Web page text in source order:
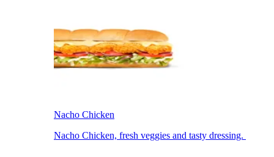
Nacho Chicken​​​​‌ ‍ ​‍​‍‌‍ ‌ ​‍‌‍‍‌‌‍‌ ‌‍‍‌‌‍ ‍​‍​‍​ ‍‍​‍​‍‌ ​ ‌‍​‌‌‍ ‍‌‍‍‌‌ ‌​‌ ‍‌​‍ ‍‌‍‍‌‌‍ ​‍​‍​‍ ​​‍​‍‌‍‍​‌ ​‍‌‍‌‌‌‍‌‍​‍​‍​ ‍‍​‍​‍‌‍‍​‌ ‌​‌ ‌​‌ ​​‌ ​ ​ ‍‍​‍ ​‍ ‌‍ ‍‌‍ ‌ ​‍‌‍‌​‌‍‍‌‌‍​ ​‍ ‌‌‍​‍‌‍‍‌‌ ‌​‌‍‌‌‌ ​ ​‍ ‌‌‍‌ ‌ ​‍‌‍ ‌ ‌‌‌ ​​​‍ ‌‌ ​ ‌ ‌​‌ ‌‌‌‍‌​‌‍‍‌‌‍ ​‍ ‍‌ ‌‍‌‍‌‌‌ ​‍‌‍​ ‌‍‌‌‌‍ ​​‍ ‍‌‍​‌‌ ​​‌ ​​​‍ ‌‍‍‌‌‍ ‍‌ ‌​‌‍‌‌‌‍ ‍‌ ‌​​‍ ‌‍‌‌‌‍‌​‌‍‍‌‌ ‌​​‍ ‌‍ ‌‌‍ ‌‍‌​‌‍‌‌​ ‌‌ ​​‌ ​‍‌‍‌‌‌ ​ ‌‍‌‌‌‍ ‍‌ ‌​‌‍​‌‌ ‌​‌‍‍‌‌‍ ‌‍ ‍​ ‍ ‌‍‍‌‌‍‌​​ ‌​ ​ ​ ‍​‌‍‌‍​ ‌ ​ ​‌‌‍‌‌‌‍​‌‌‍​‌​‍ ‌‌‍​‌​ ‍​​ ​‍​ ​‍​‍ ‌​ ‌​​ ‍‌​ ‍​​ ​‌​‍ ‌​ ‍‌​ ‌‍​ ​ ‌‍‌‍​‍ ‌​ ​​​ ‌​​ ‌‍​ ​‌​ ‌​​ ‌ ​ ‌‌​ ‍​​ ‌ ​ ​‍​ ​‍​ ‌​​ ‍ ‌ ‌​‌ ‍‌‌ ​​‌‍‌‌​ ‌‌ ​​‌ ​‍‌‍ ‌‍‌​‌ ‌‌‌‍​ ‌ ‌​​ ‍ ‌ ​​‌‍​‌‌ ‌​‌‍‍​​ ‌‌‍ ‍‌‍​‌‌‍ ‌‌‍‌‌​‍‌‌​ ‌‌‌​​‍‌‌ ‌‍‍ ‌‍‌‌‌ ‍‌​‍‌‌​ ​ ‌​‌​​‍‌‌​ ​ ‌​‌​​‍‌‌​ ​‍​ ​‍‌‍‌‌‌‍ ‍​‍‌‌​ ​‍​ ​‍​‍‌‌​ ‌‌‌​‌​​‍ ‍‌ ‌‍‌‍​‌‌‍ ​‌ ‌‌‌‍‌‌​ ‌‍​‍‌‍​‌‌ ​ ‌‍‌‌‌‌‌‌‌ ​‍‌‍ ​​ ‌‌‍‍​‌ ‌​‌ ‌​‌ ​​‌ ​ ​‍‌‌​ ​ ‌​​‌​‍‌‌​ ​‍‌​‌‍​‍‌‌​ ​‍‌​‌‍‌‍ ‍‌‍ ‌ ​‍‌‍‌​‌‍‍‌‌‍​ ​‍ ‌‌‍​‍‌‍‍‌‌ ‌​‌‍‌‌‌ ​ ​‍ ‌‌‍‌ ‌ ​‍‌‍ ‌ ‌‌‌ ​​​‍ ‌‌ ​ ‌ ‌​‌ ‌‌‌‍‌​‌‍‍‌‌‍ ​‍ ‍‌ ‌‍‌‍‌‌‌ ​‍‌‍​ ‌‍‌‌‌‍ ​​‍ ‍‌‍​‌‌ ​​‌ ​​​‍‌‍‌‍‍‌‌‍‌​​ ‌​ ​ ​ ‍​‌‍‌‍​ ‌ ​ ​‌‌‍‌‌‌‍​‌‌‍​‌​‍ ‌‌‍​‌​ ‍​​ ​‍​ ​‍​‍ ‌​ ‌​​ ‍‌​ ‍​​ ​‌​‍ ‌​ ‍‌​ ‌‍​ ​ ‌‍‌‍​‍ ‌​ ​​​ ‌​​ ‌‍​ ​‌​ ‌​​ ‌ ​ ‌‌​ ‍​​ ‌ ​ ​‍​ ​‍​ ‌​​‍‌‍‌ ‌​‌ ‍‌‌ ​​‌‍‌‌​ ‌‌ ​​‌ ​‍‌‍ ‌‍‌​‌ ‌‌‌‍​ ‌ ‌​​‍‌‍‌ ​​‌‍​‌‌ ‌​‌‍‍​​ ‌‌‍ ‍‌‍​‌‌‍ ‌‌‍‌‌​‍‌‌​ ‌‌‌​​‍‌‌ ‌‍‍ ‌‍‌‌‌ ‍‌​‍‌‌​ ​ ‌​‌​​‍‌‌​ ​ ‌​‌​​‍‌‌​ ​‍​ ​‍‌‍‌‌‌‍ ‍​‍‌‌​ ​‍​ ​‍​‍‌‌​ ‌‌‌​‌​​‍ ‍‌ ‌‍‌‍​‌‌‍ ​‌ ‌‌‌‍‌‌​‍‌‍‌ ​​‌‍‌‌‌ ​‍‌ ​ ‌ ​​‌‍‌‌‌‍​ ‌ ‌​‌‍‍‌‌ ‌‍‌‍‌‌​ ‌‌ ​​‌ ‌‌‌‍​‍‌‍ ​‌‍‍‌‌ ​ ‌‍‍​‌‍‌‌‌‍‌​​‍​‍‌ ‌
Nacho Chicken, fresh veggies and tasty dressing. ​​​​‌ ‍ ​‍​‍‌‍ ‌ ​‍‌‍‍‌‌‍‌ ‌‍‍‌‌‍ ‍​‍​‍​ ‍‍​‍​‍‌ ​ ‌‍​‌‌‍ ‍‌‍‍‌‌ ‌​‌ ‍‌​‍ ‍‌‍‍‌‌‍ ​‍​‍​‍ ​​‍​‍‌‍‍​‌ ​‍‌‍‌‌‌‍‌‍​‍​‍​ ‍‍​‍​‍‌‍‍​‌ ‌​‌ ‌​‌ ​​‌ ​ ​ ‍‍​‍ ​‍ ‌‍ ‍‌‍ ‌ ​‍‌‍‌​‌‍‍‌‌‍​ ​‍ ‌‌‍​‍‌‍‍‌‌ ‌​‌‍‌‌‌ ​ ​‍ ‌‌‍‌ ‌ ​‍‌‍ ‌ ‌‌‌ ​​​‍ ‌‌ ​ ‌ ‌​‌ ‌‌‌‍‌​‌‍‍‌‌‍ ​‍ ‍‌ ‌‍‌‍‌‌‌ ​‍‌‍​ ‌‍‌‌‌‍ ​​‍ ‍‌‍​‌‌ ​​‌ ​​​‍ ‌‍‍‌‌‍ ‍‌ ‌​‌‍‌‌‌‍ ‍‌ ‌​​‍ ‌‍‌‌‌‍‌​‌‍‍‌‌ ‌​​‍ ‌‍ ‌‌‍ ‌‍‌​‌‍‌‌​ ‌‌ ​​‌ ​‍‌‍‌‌‌ ​ ‌‍‌‌‌‍ ‍‌ ‌​‌‍​‌‌ ‌​‌‍‍‌‌‍ ‌‍ ‍​ ‍ ‌‍‍‌‌‍‌​​ ‌​ ​ ​ ‍​‌‍‌‍​ ‌ ​ ​‌‌‍‌‌‌‍​‌‌‍​‌​‍ ‌‌‍​‌​ ‍​​ ​‍​ ​‍​‍ ‌​ ‌​​ ‍‌​ ‍​​ ​‌​‍ ‌​ ‍‌​ ‌‍​ ​ ‌‍‌‍​‍ ‌​ ​​​ ‌​​ ‌‍​ ​‌​ ‌​​ ‌ ​ ‌‌​ ‍​​ ‌ ​ ​‍​ ​‍​ ‌​​ ‍ ‌ ‌​‌ ‍‌‌ ​​‌‍‌‌​ ‌‌ ​​‌ ​‍‌‍ ‌‍‌​‌ ‌‌‌‍​ ‌ ‌​​ ‍ ‌ ​​‌‍​‌‌ ‌​‌‍‍​​ ‌‌ ​ ‌‍‍​‌‍ ‌ ​‍‌ ‌​‌​‌​‌‍‌‌‌ ​ ‌‍​ ‌ ​‍‌‍‍‌‌ ​​‌ ‌​‌‍‍‌‌‍ ‌‍ ‍​‍‌‌​ ‌‌‌​​‍‌‌ ‌‍‍ ‌‍‌‌‌ ‍‌​‍‌‌​ ​ ‌​‌​​‍‌‌​ ​ ‌​‌​​‍‌‌​ ​‍​ ​‍‌‍‌‌‌‍ ‍​‍‌‌​ ​‍​ ​‍​‍‌‌​ ‌‌‌​‌​​‍ ‍‌ ‌‍‌‍​‌‌‍ ​‌ ‌‌‌‍‌‌​ ‌‍​‍‌‍​‌‌ ​ ‌‍‌‌‌‌‌‌‌ ​‍‌‍ ​​ ‌‌‍‍​‌ ‌​‌ ‌​‌ ​​‌ ​ ​‍‌‌​ ​ ‌​​‌​‍‌‌​ ​‍‌​‌‍​‍‌‌​ ​‍‌​‌‍‌‍ ‍‌‍ ‌ ​‍‌‍‌​‌‍‍‌‌‍​ ​‍ ‌‌‍​‍‌‍‍‌‌ ‌​‌‍‌‌‌ ​ ​‍ ‌‌‍‌ ‌ ​‍‌‍ ‌ ‌‌‌ ​​​‍ ‌‌ ​ ‌ ‌​‌ ‌‌‌‍‌​‌‍‍‌‌‍ ​‍ ‍‌ ‌‍‌‍‌‌‌ ​‍‌‍​ ‌‍‌‌‌‍ ​​‍ ‍‌‍​‌‌ ​​‌ ​​​‍‌‍‌‍‍‌‌‍‌​​ ‌​ ​ ​ ‍​‌‍‌‍​ ‌ ​ ​‌‌‍‌‌‌‍​‌‌‍​‌​‍ ‌‌‍​‌​ ‍​​ ​‍​ ​‍​‍ ‌​ ‌​​ ‍‌​ ‍​​ ​‌​‍ ‌​ ‍‌​ ‌‍​ ​ ‌‍‌‍​‍ ‌​ ​​​ ‌​​ ‌‍​ ​‌​ ‌​​ ‌ ​ ‌‌​ ‍​​ ‌ ​ ​‍​ ​‍​ ‌​​‍‌‍‌ ‌​‌ ‍‌‌ ​​‌‍‌‌​ ‌‌ ​​‌ ​‍‌‍ ‌‍‌​‌ ‌‌‌‍​ ‌ ‌​​‍‌‍‌ ​​‌‍​‌‌ ‌​‌‍‍​​ ‌‌ ​ ‌‍‍​‌‍ ‌ ​‍‌ ‌​‌​‌​‌‍‌‌‌ ​ ‌‍​ ‌ ​‍‌‍‍‌‌ ​​‌ ‌​‌‍‍‌‌‍ ‌‍ ‍​‍‌‌​ ‌‌‌​​‍‌‌ ‌‍‍ ‌‍‌‌‌ ‍‌​‍‌‌​ ​ ‌​‌​​‍‌‌​ ​ ‌​‌​​‍‌‌​ ​‍​ ​‍‌‍‌‌‌‍ ‍​‍‌‌​ ​‍​ ​‍​‍‌‌​ ‌‌‌​‌​​‍ ‍‌ ‌‍‌‍​‌‌‍ ​‌ ‌‌‌‍‌‌​‍‌‍‌ ​​‌‍‌‌‌ ​‍‌ ​ ‌ ​​‌‍‌‌‌‍​ ‌ ‌​‌‍‍‌‌ ‌‍‌‍‌‌​ ‌‌ ​​‌ ‌‌‌‍​‍‌‍ ​‌‍‍‌‌ ​ ‌‍‍​‌‍‌‌‌‍‌​​‍​‍‌ ‌